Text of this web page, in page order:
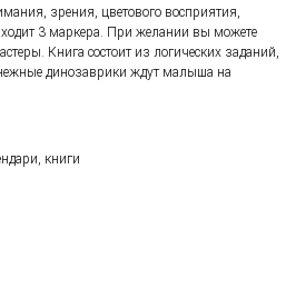
зрения, цветового восприятия,
3 маркера. При желании вы можете
Книга состоит из логических заданий,
динозаврики ждут малыша на
книги